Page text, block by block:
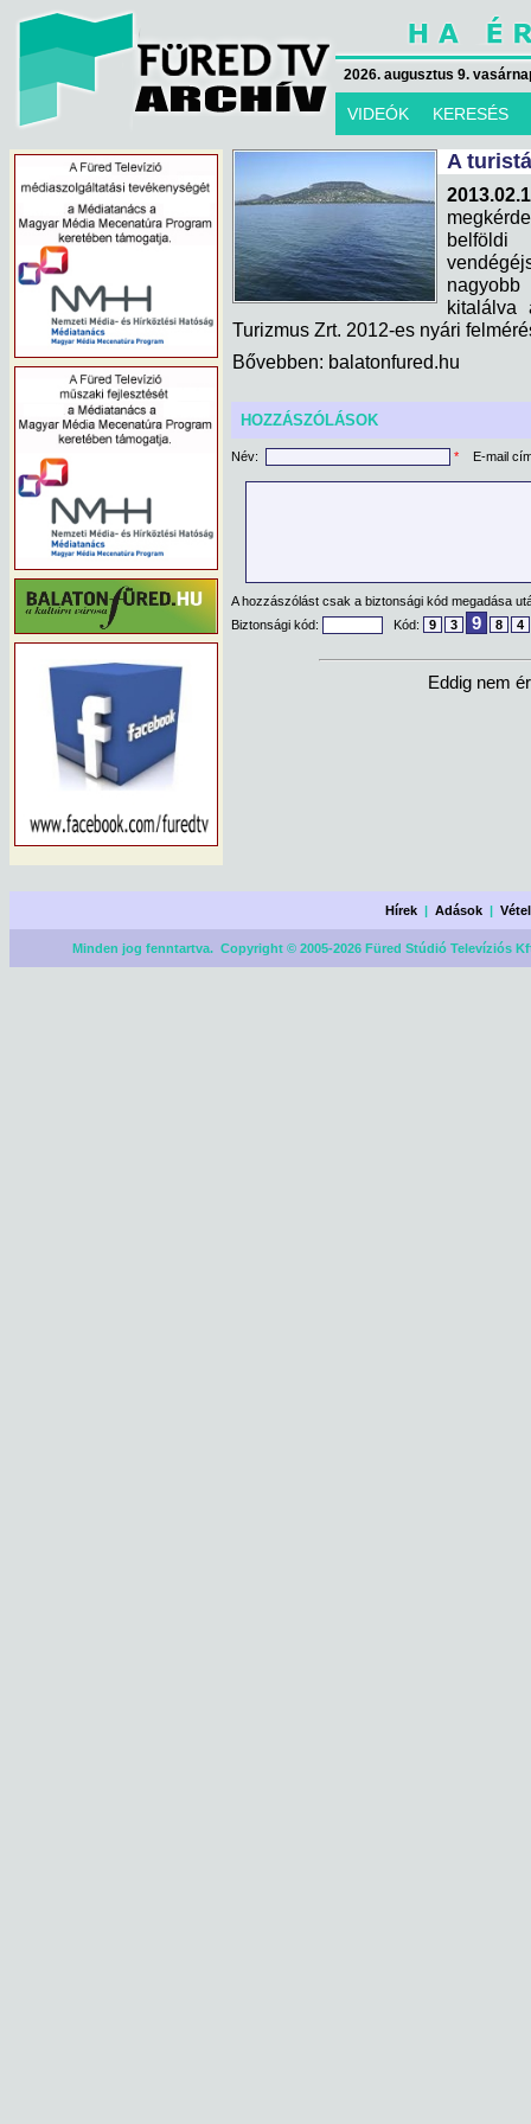
2026. augusztus 9.
VIDEÓK KERESÉS
A
Turizmus Zrt. 2012-es nyári
Bővebben: balatonfured.hu
HOZZÁSZÓLÁSOK
Név: * E-mail
A hozzászólást csak a biztonsági kód megadása
Biztonsági kód:
Kód: 9 3 9 8 4
Eddig nem
Hírek |Adások |
Minden jog fenntartva. Copyright © 2005-2026 Füred Stúdió Televíziós